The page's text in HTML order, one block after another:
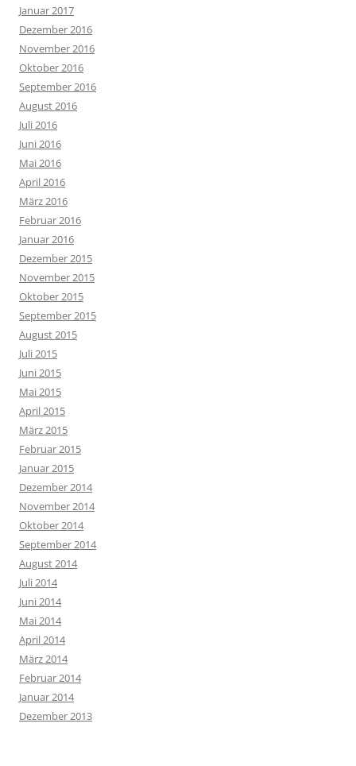
Januar 2017
Dezember 2016
November 2016
Oktober 2016
September 2016
August 2016
Juli 2016
Juni 2016
Mai 2016
April 2016
März 2016
Februar 2016
Januar 2016
Dezember 2015
November 2015
Oktober 2015
September 2015
August 2015
Juli 2015
Juni 2015
Mai 2015
April 2015
März 2015
Februar 2015
Januar 2015
Dezember 2014
November 2014
Oktober 2014
September 2014
August 2014
Juli 2014
Juni 2014
Mai 2014
April 2014
März 2014
Februar 2014
Januar 2014
Dezember 2013